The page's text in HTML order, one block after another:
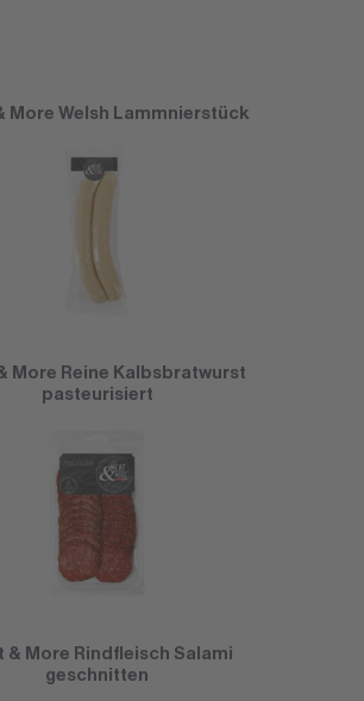
More Welsh Lammnierstück
More Reine Kalbsbratwurst
pasteurisiert
& More Rindfleisch Salami
geschnitten